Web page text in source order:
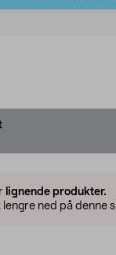
lignende produkter.
ned på denne